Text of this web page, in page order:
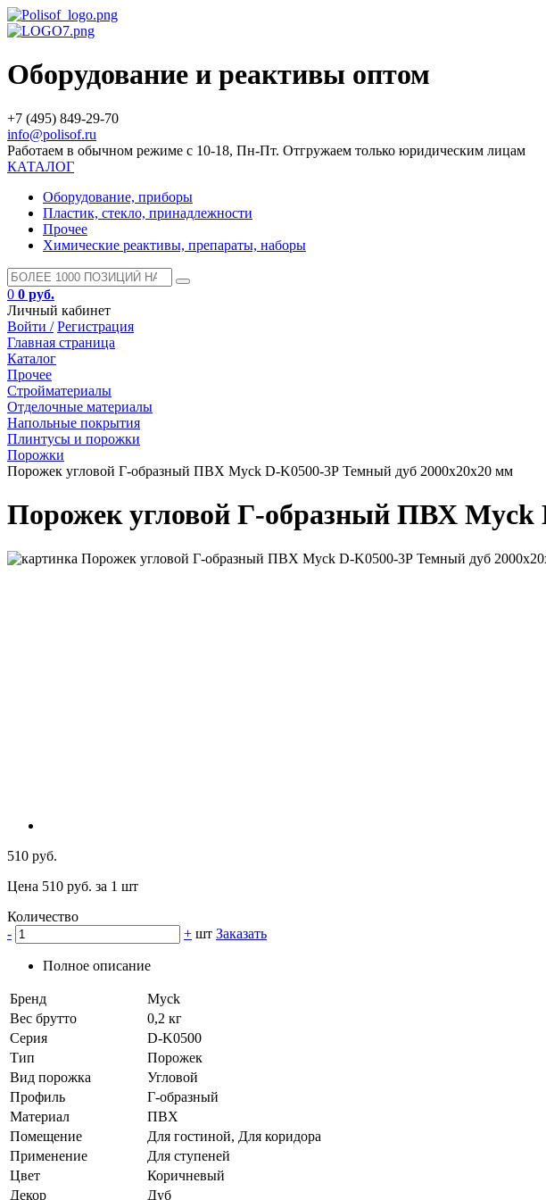
Оборудование и реактивы оптом
+7 (495) 849-29-70
info@polisof.ru
Работаем в обычном режиме с 10-18, Пн-Пт. Отгружаем только юридическим лицам
КАТАЛОГ
Оборудование, приборы
Пластик, стекло, принадлежности
Прочее
Химические реактивы, препараты, наборы
0 0 руб.
Личный кабинет
Войти / Регистрация
Главная страница
Каталог
Прочее
Стройматериалы
Отделочные материалы
Напольные покрытия
Плинтусы и порожки
Порожки
Порожек угловой Г-образный ПВХ Myck D-K0500-3Р Темный дуб 2000х20х20 мм
Порожек угловой Г-образный ПВХ Myck
510 руб.
Цена 510 руб. за 1 шт
Количество
-
+ шт Заказать
Полное описание
Бренд
Myck
Вес брутто
0,2 кг
Серия
D-K0500
Тип
Порожек
Вид порожка
Угловой
Профиль
Г-образный
Материал
ПВХ
Помещение
Для гостиной, Для коридора
Применение
Для ступеней
Цвет
Коричневый
Декор
Дуб